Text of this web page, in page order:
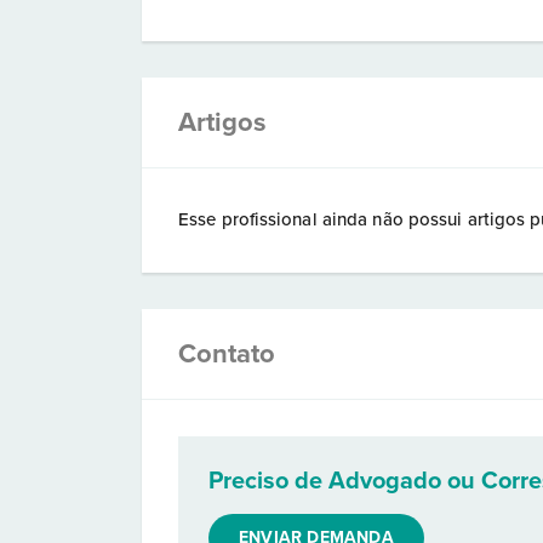
Artigos
Esse profissional ainda não possui artigos
Contato
Preciso de Advogado ou
ENVIAR DEMANDA